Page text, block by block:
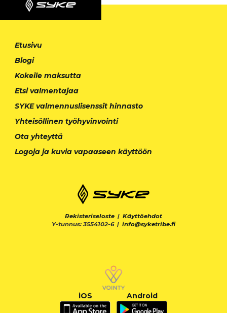
Etusivu
Blogi
Kokeile maksutta
Etsi valmentajaa
SYKE valmennuslisenssit hinnasto
Yhteisöllinen työhyvinvointi
Ota yhteyttä
Logoja ja kuvia vapaaseen käyttöön
Rekisteriseloste | Käyttöehdot
Y-tunnus: 3554102-6 | info@syketribe.fi
iOS Android